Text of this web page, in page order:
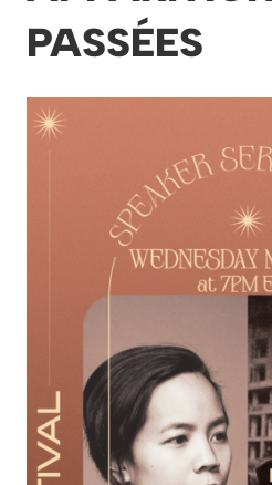
PASSÉES